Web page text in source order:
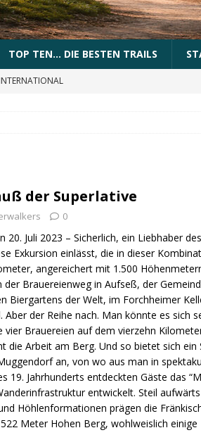
TOP TEN… DIE BESTEN TRAILS
INTERNATIONAL
der Superlative
0
20. Juli 2023 – Sicherlich, ein Liebhaber
Exkursion einlässt, die in dieser
angereichert mit 1.500
der Brauereienweg in Aufseß, der
Biergartens der Welt, im Forchheimer
der Reihe nach. Man könnte es sich
Brauereien auf dem vierzehn
die Arbeit am Berg. Und so bietet sich
an, von wo aus man in
19. Jahrhunderts entdeckten Gäste das
entwickelt. Steil
Höhlenformationen prägen die
Meter Hohen Berg, wohlweislich